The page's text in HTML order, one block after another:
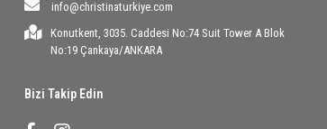
info@christinaturkiye.com
Konutkent, 3035. Caddesi No:74 Suit Tower A Blok
No:19 Çankaya/ANKARA
Bizi Takip Edin